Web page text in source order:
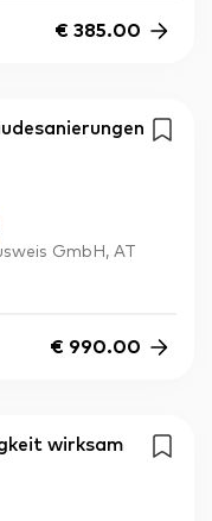
€ 385.00
GmbH, AT
€ 990.00
wirksam